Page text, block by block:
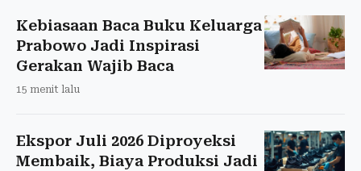
Kebiasaan Baca Buku Keluarga
Prabowo Jadi Inspirasi
Gerakan Wajib Baca
15 menit lalu
Ekspor Juli 2026 Diproyeksi
Membaik, Biaya Produksi Jadi